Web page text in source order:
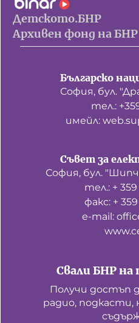
Детското.БНР
Архивен фонд на БНР
Българско
София, бул.
тел.:
имейл:
Свали БНР на
Получи достъп
радио,
Съвет за
София, бул.
тел.: +
факс: +
е-mail: